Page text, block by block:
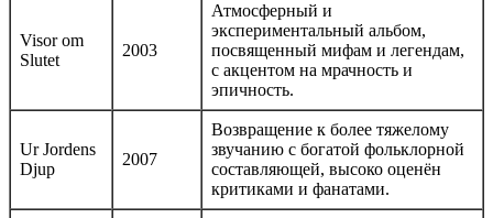
Visor om
Slutet
2003
Атмосферный и
экспериментальный альбом,
посвященный мифам и легендам,
с акцентом на мрачность и
эпичность.
Ur Jordens
Djup
2007
Возвращение к более тяжелому
звучанию с богатой фольклорной
составляющей, высоко оценён
критиками и фанатами.